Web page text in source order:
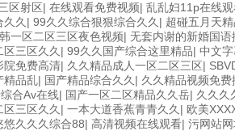
区射区| 在线观看免费视频| 乱乱妇11p在线
久 | 99久久综合狠狠综合久久 | 超碰五月天
一区二区三区夜色视频| 无套内谢的新婚国语
三区久久 | 99久久国产综合这里精品| 中文
院免费高清| 久久精品成人一区二区三区|
精品乱| 国产精品综合久久 | 久久精品视频免费
合Av在线| 国产一区二区精品久久岳| 久久久
三区久久 | 一本大道香蕉青青久久 | 欧美
悠久久久综合88| 高清视频在线观看| 污网站